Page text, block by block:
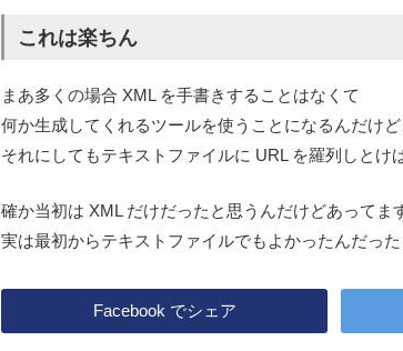
これは楽ちん
まあ多くの場合 XML を手書きすることはなくて
何か生成してくれるツールを使うことになるんだけど
それにしてもテキストファイルに URL を羅列しとけ
確か当初は XML だけだったと思うんだけどあってま
実は最初からテキストファイルでもよかったんだっ
Facebook でシェア